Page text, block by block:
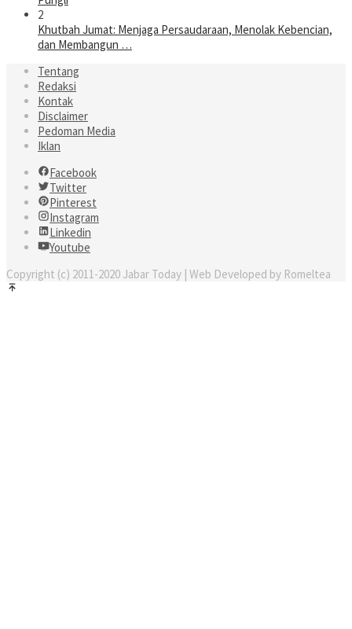
2
Khutbah Jumat: Menjaga Persaudaraan, Menolak Kebencian,
dan Membangun …
Tentang
Redaksi
Kontak
Disclaimer
Pedoman Media
Iklan
Facebook
Twitter
Pinterest
Instagram
Linkedin
Youtube
Copyright (c) 2011-2020 Jabar Today | Web Developed by Romeltea